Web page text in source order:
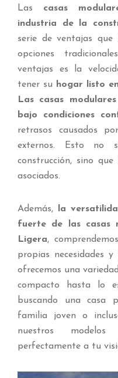
Las casas
industria de la
serie de ventajas que
opciones
ventajas es la
tener su
hogar listo
Las casas
bajo condiciones
retrasos causados
externos. Esto no
construcción, sino
asociados.
Además,
la
fuerte de las casas
Ligera,
propias necesidades
ofrecemos una
compacto hasta lo
buscando una casa
familia joven o
nuestros
perfectamente a tu